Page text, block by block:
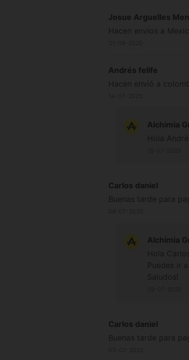
Josue Arguelles
Hacen envíos a
Andrés felife
Hacen envió a
Alchimia
Carlos daniel
Buenas tarde para
Alchimia
Carlos daniel
Buenas tarde para